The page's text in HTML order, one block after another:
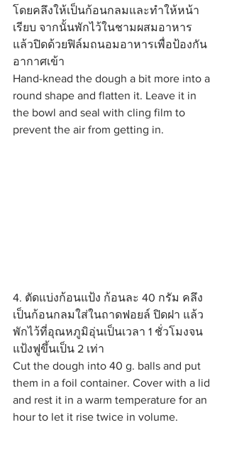
โดยคลึงให้เป็นก้อนกลมและทำให้หน้า
เรียบ จากนั้นพักไว้ในชามผสมอาหาร
แล้วปิดด้วยฟิล์มถนอมอาหารเพื่อป้องกัน
อากาศเข้า
Hand-knead the dough a bit more into a
round shape and flatten it. Leave it in
the bowl and seal with cling film to
prevent the air from getting in.
4. ตัดแบ่งก้อนแป้ง ก้อนละ 40 กรัม คลึง
เป็นก้อนกลมใส่ในถาดฟอยล์ ปิดฝา แล้ว
พักไว้ที่อุณหภูมิอุ่นเป็นเวลา 1 ชั่วโมงจน
แป้งฟูขึ้นเป็น 2 เท่า
Cut the dough into 40 g. balls and put
them in a foil container. Cover with a lid
and rest it in a warm temperature for an
hour to let it rise twice in volume.